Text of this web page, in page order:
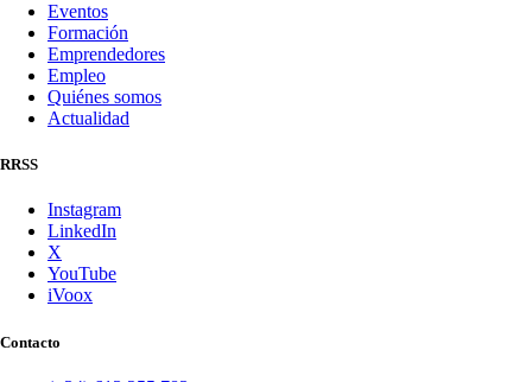
Eventos
Formación
Emprendedores
Empleo
Quiénes somos
Actualidad
RRSS
Instagram
LinkedIn
X
YouTube
iVoox
Contacto